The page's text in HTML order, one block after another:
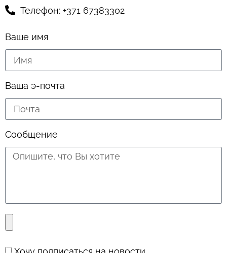
Телефон: +371 67383302
Ваше имя
Ваша э-почта
Сообщение
Хочу подписаться на новости